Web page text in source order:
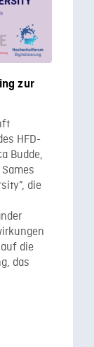
zur
HFD-
Budde,
die
die
das